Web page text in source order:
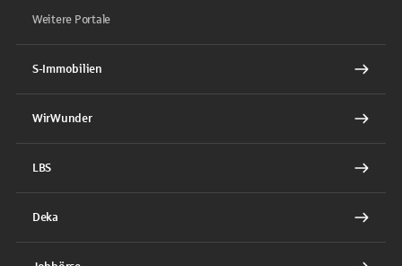
Weitere Portale
S-Immobilien
WirWunder
LBS
Deka